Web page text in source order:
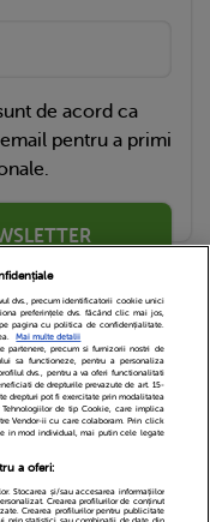
de acord ca
pentru a primi
Contact
confidentialitate
Despre noi
dvs., precum identificatorii cookie unici
preferințele dvs. făcând clic mai jos,
pagina cu politica de confidențialitate.
Mai multe detalii
partenere, precum si furnizorii nostri de
sa functioneze, pentru a personaliza
dvs., pentru a va oferi functionalitati
de drepturile prevazute de art. 15-
drepturi pot fi exercitate prin modalitatea
Tehnologiilor de tip Cookie, care implica
Vendor-ii cu care colaboram. Prin click
in mod individual, mai putin cele legate
a oferi:
Stocarea și/sau accesarea informațiilor
Crearea profilurilor de conținut
Crearea profilurilor pentru publicitate